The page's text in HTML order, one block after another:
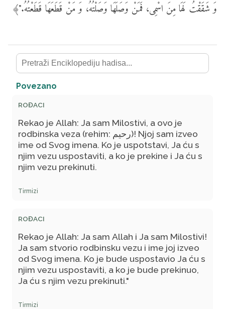
وَ شَقَقْتُ لَهَا مِنَ اسْمِى، فَمَنْ وَصَلَهَا وَصَلْتُهُ، وَ مَنْ قَطَعَهَا قَطَعْتُهُ."﴾
Povezano
ROĐACI
Rekao je Allah: Ja sam Milostivi, a ovo je
rodbinska veza (rehim: رحيم)! Njoj sam izveo
ime od Svog imena. Ko je uspotstavi, Ja ću s
njim vezu uspostaviti, a ko je prekine i Ja ću s
njim vezu prekinuti.
Tirmizi
ROĐACI
Rekao je Allah: Ja sam Allah i Ja sam Milostivi!
Ja sam stvorio rodbinsku vezu i ime joj izveo
od Svog imena. Ko je bude uspostavio Ja ću s
njim vezu uspostaviti, a ko je bude prekinuo,
Ja ću s njim vezu prekinuti."
Tirmizi